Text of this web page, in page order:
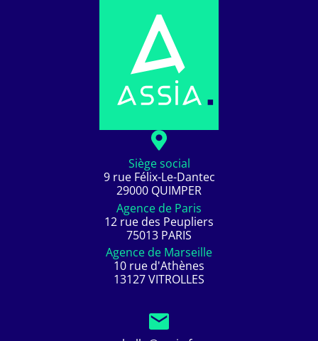
Siège social
9 rue Félix-Le-Dantec
29000 QUIMPER
Agence de Paris
12 rue des Peupliers
75013 PARIS
Agence de Marseille
10 rue d'Athènes
13127 VITROLLES